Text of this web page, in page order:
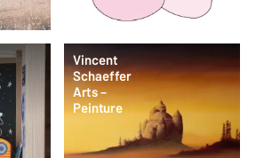
Vincent
Schaeffer
Arts –
Peinture